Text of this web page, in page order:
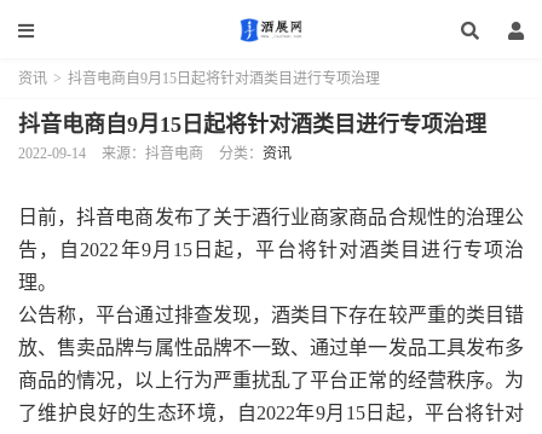
资讯 > 抖音电商自9月15日起将针对酒类目进行专项治理
抖音电商自9月15日起将针对酒类目进行专项治理
2022-09-14 来源：抖音电商 分类： 资讯
日前，抖音电商发布了关于酒行业商家商品合规性的治理公
告，自2022年9月15日起，平台将针对酒类目进行专项治
理。
公告称，平台通过排查发现，酒类目下存在较严重的类目错
放、售卖品牌与属性品牌不一致、通过单一发品工具发布多
商品的情况，以上行为严重扰乱了平台正常的经营秩序。为
了维护良好的生态环境，自2022年9月15日起，平台将针对